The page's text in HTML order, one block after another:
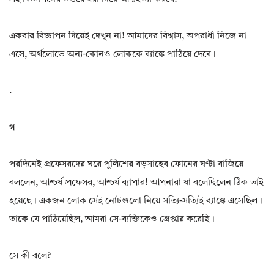
একবার বিজ্ঞাপন দিয়েই দেখুন না! আমাদের বিশ্বাস, অপরাধী নিজে না
এসে, অর্থলোভে অন্য-কোনও লোককে ব্যাঙ্কে পাঠিয়ে দেবে।
.
গ
পরদিনেই প্রফেসরদের ঘরে পুলিশের বড়সাহেব ফোনের ঘণ্টা বাজিয়ে
বললেন, আশ্চর্য প্রফেসর, আশ্চর্য ব্যাপার! আপনারা যা বলেছিলেন ঠিক তাই
হয়েছে। একজন লোক সেই নোটগুলো নিয়ে সত্যি-সত্যিই ব্যাঙ্কে এসেছিল।
তাকে যে পাঠিয়েছিল, আমরা সে-ব্যক্তিকেও গ্রেপ্তার করেছি।
সে কী বলে?